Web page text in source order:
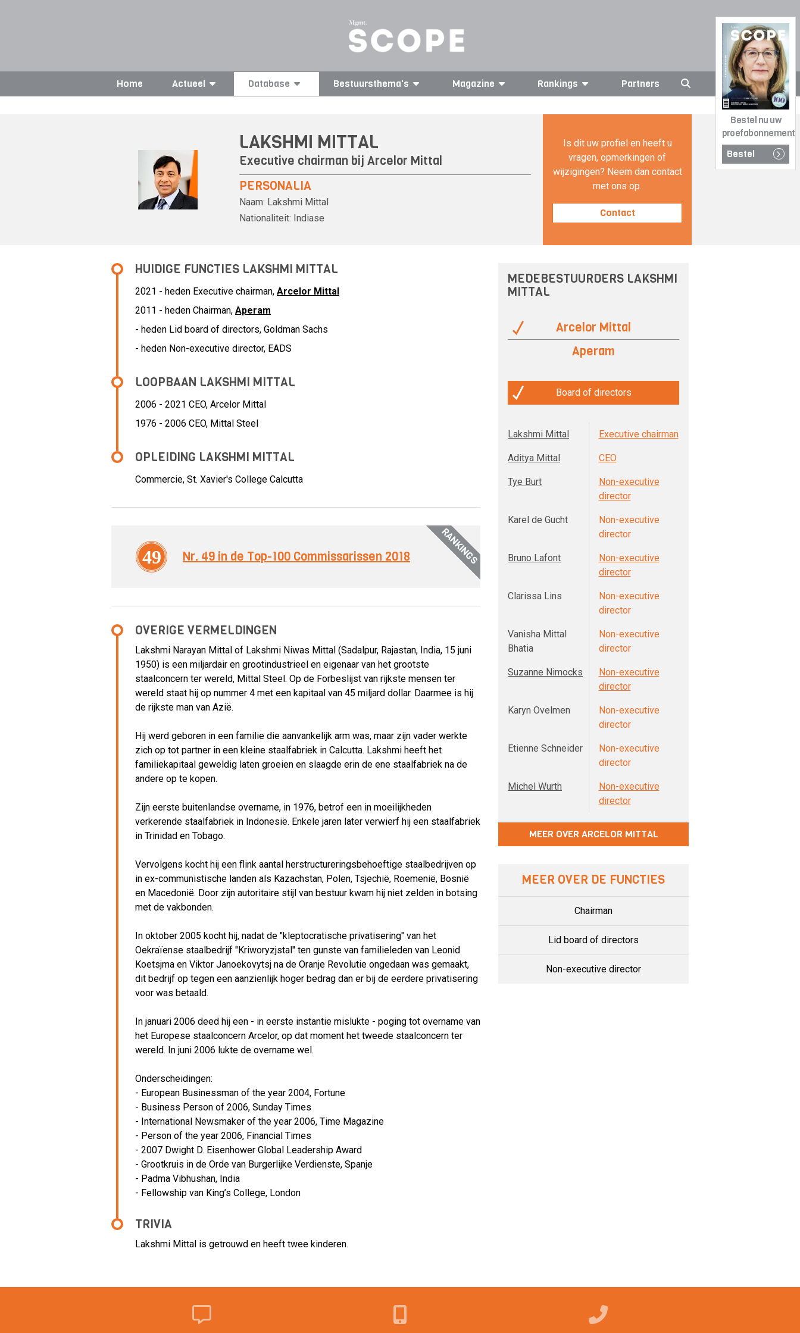
Bestel nu uw
proefabonnement
Bestel
Home Actueel Database Bestuursthema's Magazine Rankings Partners
LAKSHMI MITTAL
Executive chairman bij Arcelor Mittal
PERSONALIA
Naam: Lakshmi Mittal
Nationaliteit: Indiase
Is dit uw profiel en heeft u
vragen, opmerkingen of
wijzigingen? Neem dan contact
met ons op.
Contact
HUIDIGE FUNCTIES LAKSHMI MITTAL
2021 - heden Executive chairman, Arcelor Mittal
2011 - heden Chairman, Aperam
- heden Lid board of directors, Goldman Sachs
- heden Non-executive director, EADS
LOOPBAAN LAKSHMI MITTAL
2006 - 2021 CEO, Arcelor Mittal
1976 - 2006 CEO, Mittal Steel
OPLEIDING LAKSHMI MITTAL
Commercie, St. Xavier's College Calcutta
RANKINGS
49 Nr. 49 in de Top-100 Commissarissen 2018
OVERIGE VERMELDINGEN
Lakshmi Narayan Mittal of Lakshmi Niwas Mittal (Sadalpur, Rajastan, India, 15 juni
1950) is een miljardair en grootindustrieel en eigenaar van het grootste
staalconcern ter wereld, Mittal Steel. Op de Forbeslijst van rijkste mensen ter
wereld staat hij op nummer 4 met een kapitaal van 45 miljard dollar. Daarmee is hij
de rijkste man van Azië.
Hij werd geboren in een familie die aanvankelijk arm was, maar zijn vader werkte
zich op tot partner in een kleine staalfabriek in Calcutta. Lakshmi heeft het
familiekapitaal geweldig laten groeien en slaagde erin de ene staalfabriek na de
andere op te kopen.
Zijn eerste buitenlandse overname, in 1976, betrof een in moeilijkheden
verkerende staalfabriek in Indonesië. Enkele jaren later verwierf hij een staalfabriek
in Trinidad en Tobago.
Vervolgens kocht hij een flink aantal herstructureringsbehoeftige staalbedrijven op
in ex-communistische landen als Kazachstan, Polen, Tsjechië, Roemenië, Bosnië
en Macedonië. Door zijn autoritaire stijl van bestuur kwam hij niet zelden in botsing
met de vakbonden.
In oktober 2005 kocht hij, nadat de "kleptocratische privatisering" van het
Oekraïense staalbedrijf "Kriworyzjstal" ten gunste van familieleden van Leonid
Koetsjma en Viktor Janoekovytsj na de Oranje Revolutie ongedaan was gemaakt,
dit bedrijf op tegen een aanzienlijk hoger bedrag dan er bij de eerdere privatisering
voor was betaald.
In januari 2006 deed hij een - in eerste instantie mislukte - poging tot overname van
het Europese staalconcern Arcelor, op dat moment het tweede staalconcern ter
wereld. In juni 2006 lukte de overname wel.
Onderscheidingen:
- European Businessman of the year 2004, Fortune
- Business Person of 2006, Sunday Times
- International Newsmaker of the year 2006, Time Magazine
- Person of the year 2006, Financial Times
- 2007 Dwight D. Eisenhower Global Leadership Award
- Grootkruis in de Orde van Burgerlijke Verdienste, Spanje
- Padma Vibhushan, India
- Fellowship van King’s College, London
TRIVIA
Lakshmi Mittal is getrouwd en heeft twee kinderen.
MEDEBESTUURDERS LAKSHMI
MITTAL
Arcelor Mittal
Aperam
Board of directors
Lakshmi Mittal Executive chairman
Aditya Mittal CEO
Tye Burt
Non-executive
director
Karel de Gucht
Non-executive
director
Bruno Lafont
Non-executive
director
Clarissa Lins
Non-executive
director
Vanisha Mittal
Bhatia
Non-executive
director
Suzanne Nimocks
Non-executive
director
Karyn Ovelmen
Non-executive
director
Etienne Schneider
Non-executive
director
Michel Wurth
Non-executive
director
MEER OVER ARCELOR MITTAL
MEER OVER DE FUNCTIES
Chairman
Lid board of directors
Non-executive director